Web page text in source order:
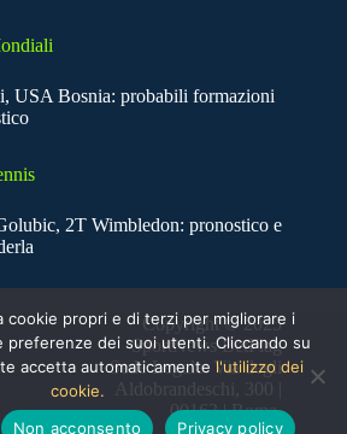
USA Bosnia: probabili formazioni
2T Wimbledon: pronostico e
Copyright © 2025
SportNews BetFlag
Sede Legale: Via degli
Aldobrandeschi, 300 |
00163 | Roma
cookie propri e di terzi per migliorare i
preferenze dei suoi utenti. Cliccando su
accetta automaticamente l'utilizzo dei
cookie.
Non acconsento Privacy policy